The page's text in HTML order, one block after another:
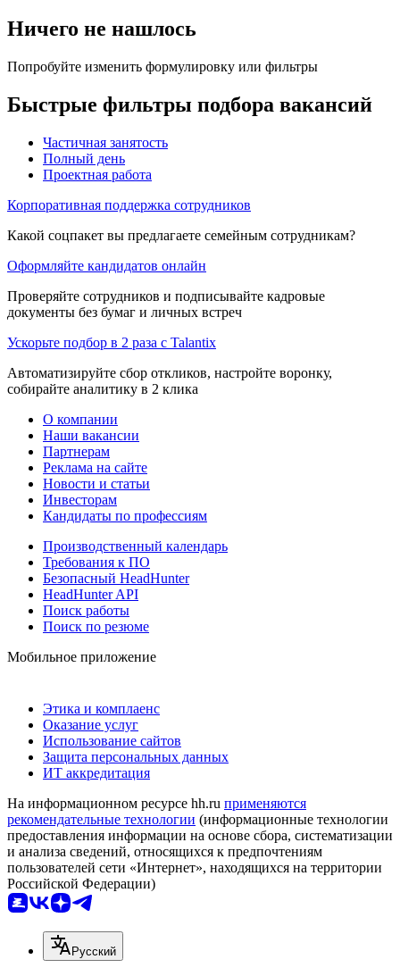
Ничего не нашлось
Попробуйте изменить формулировку или фильтры
Быстрые фильтры подбора вакансий
Частичная занятость
Полный день
Проектная работа
Корпоративная поддержка сотрудников
Какой соцпакет вы предлагаете семейным сотрудникам?
Оформляйте кандидатов онлайн
Проверяйте сотрудников и подписывайте кадровые
документы без бумаг и личных встреч
Ускорьте подбор в 2 раза с Talantix
Автоматизируйте сбор откликов, настройте воронку,
собирайте аналитику в 2 клика
О компании
Наши вакансии
Партнерам
Реклама на сайте
Новости и статьи
Инвесторам
Кандидаты по профессиям
Производственный календарь
Требования к ПО
Безопасный HeadHunter
HeadHunter API
Поиск работы
Поиск по резюме
Мобильное приложение
Этика и комплаенс
Оказание услуг
Использование сайтов
Защита персональных данных
ИТ аккредитация
На информационном ресурсе hh.ru применяются
рекомендательные технологии (информационные технологии
предоставления информации на основе сбора, систематизации
и анализа сведений, относящихся к предпочтениям
пользователей сети «Интернет», находящихся на территории
Российской Федерации)
Русский